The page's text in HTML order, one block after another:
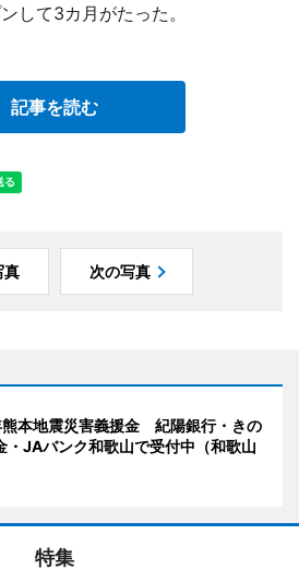
して3カ月がたった。
記事を読む
真 次の写真
本地震災害義援金 紀陽銀行・きの
・JAバンク和歌山で受付中（和歌山
特集